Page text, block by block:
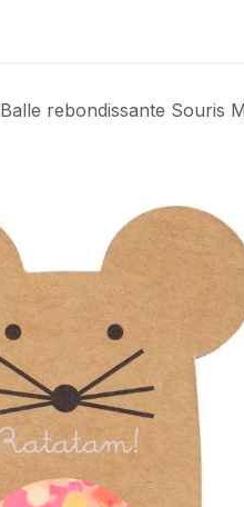
Balle rebondissante Souris